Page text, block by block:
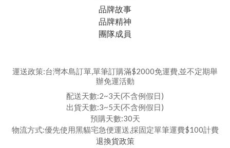
品牌故事
品牌精神
團隊成員
運送政策:台灣本島訂單,單筆訂購滿$2000免運費,並不定期舉
辦免運活動
配送天數:2~3天(不含例假日)
出貨天數:3~5天(不含例假日)
預購天數:30天
物流方式:優先使用黑貓宅急便運送,採固定單筆運費$100計費
退換貨政策